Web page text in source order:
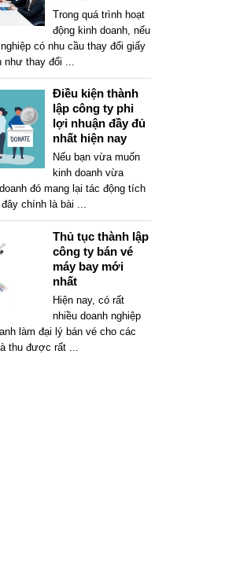
Trong quá trình hoạt
động kinh doanh, nếu
có nhu cầu thay đổi giấy
như thay đổi
Điều kiện thành
lập công ty phi
lợi nhuận đầy đủ
nhất hiện nay
Nếu bạn vừa muốn
kinh doanh vừa
đó mang lại tác động tích
chính là bài ...
Thủ tục thành lập
công ty bán vé
máy bay mới
nhất
Hiện nay, có rất
nhiều doanh nghiệp
làm đại lý bán vé cho các
thu được rất ...